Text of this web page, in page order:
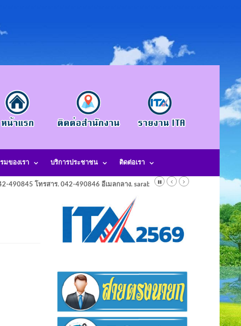
มของเรา บริการประชาชน ติดต่อเรา
โทรสาร. 042-490846 อีเมลกลาง. saraban@laotangkham.go.th